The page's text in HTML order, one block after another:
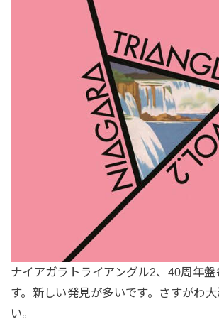
ナイアガラトライアングル2、40周年盤
す。新しい発見が多いです。さすがわ
い。